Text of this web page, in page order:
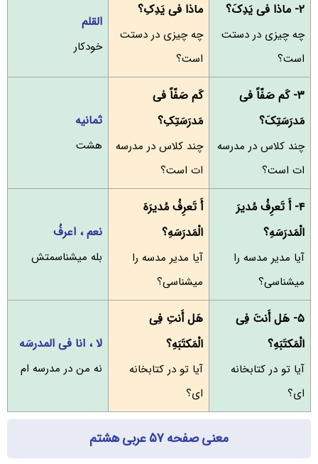
۲- ماذا فی یَدِکَ؟
چه چیزی در دستت
است؟
ماذا فی یَدِکِ؟
چه چیزی در دستت
است؟
القلم
خودکار
۳- کَم صَفّاً فی
مَدرَسَتِکَ؟
چند کلاس در مدرسه
ات است؟
کَم صَفّاً فی
مَدرَسَتِکِ؟
چند کلاس در مدرسه
ات است؟
ثمانیه
هشت
۴- أَ تَعرِفُ مُدیرَ
الْمَدرَسَهِ؟
آیا مدیر مدسه را
میشناسی؟
أَ تَعرِفُ مُدیرَهَ
الْمَدرَسَهِ؟
آیا مدیر مدسه را
میشناسی؟
نعم ، اعرفُ
بله میشناسمتش
۵- هَل أَنتَ فِی
الْمَکتَبَهِ؟
آیا تو در کتابخانه
ای؟
هَل أَنتِ فِی
الْمَکتَبَهِ؟
آیا تو در کتابخانه
ای؟
لا ، انا فی المدرسَه
نه من در مدرسه ام
معنی صفحه ۵۷ عربی هشتم